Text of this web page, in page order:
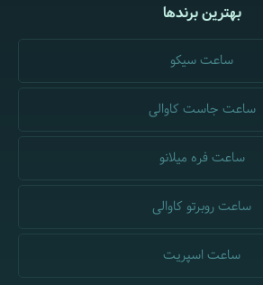
بهترین برندها
ساعت سیکو
ساعت جاست کاوالی
ساعت فره میلانو
ساعت روبرتو کاوالی
ساعت اسپریت